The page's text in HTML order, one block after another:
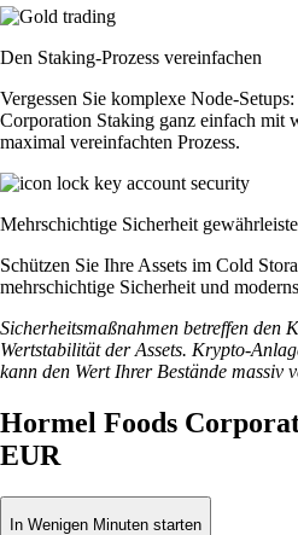
Den Staking-Prozess vereinfachen
Vergessen Sie komplexe Node-
Corporation Staking ganz einfach mit
maximal vereinfachten Prozess.
Mehrschichtige Sicherheit
Schützen Sie Ihre Assets im Cold
mehrschichtige Sicherheit und
Sicherheitsmaßnahmen betreffen den
Wertstabilität der Assets. Krypto-
kann den Wert Ihrer Bestände massiv
Hormel Foods
EUR
In Wenigen Minuten starten